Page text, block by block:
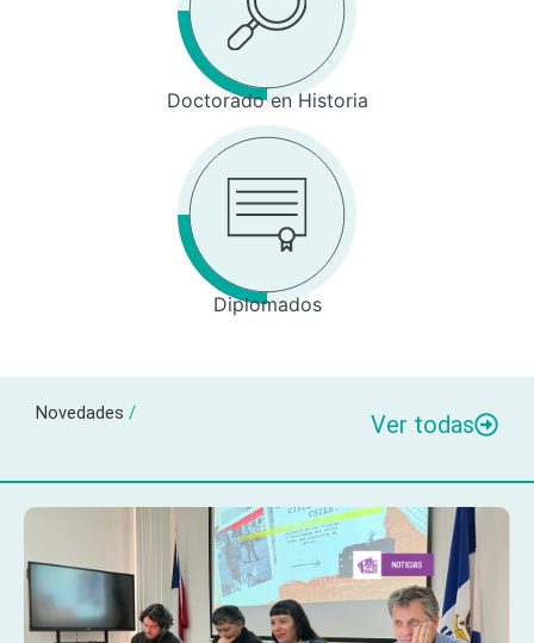
Doctorado en Historia
Diplomados
Novedades / Ver todas